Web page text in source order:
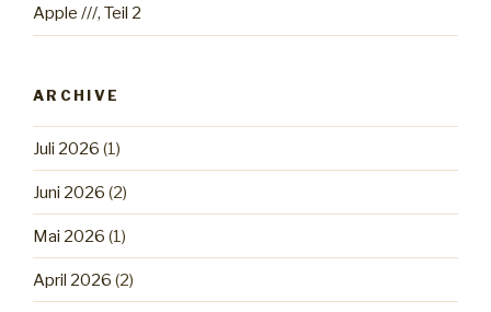
Apple ///, Teil 2
ARCHIVE
Juli 2026 (1)
Juni 2026 (2)
Mai 2026 (1)
April 2026 (2)